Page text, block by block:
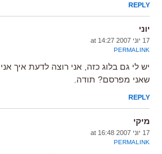
REPLY
יוני
17 יוני 2007 at 14:27
PERMALINK
יש לי גם בלוג כזה, אני רוצה לדעת איך
שאני מפרסם? תודה.
REPLY
מיקי
17 יוני 2007 at 16:48
PERMALINK